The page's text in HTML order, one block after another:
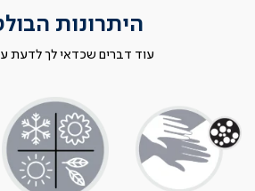
היתרונות
עוד דברים שכדאי לך לדעת